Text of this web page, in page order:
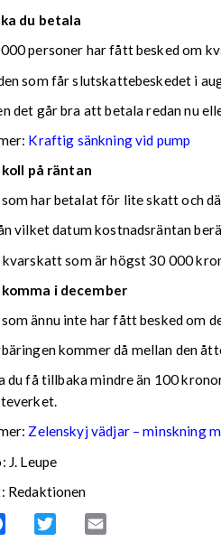
du betala
personer har fått besked om
som får slutskattebeskedet i
det går bra att betala redan nu
Kraftig sänkning vid pump
koll på räntan
som har betalat för lite skatt och
vilket datum kostnadsräntan
kvarskatt som är högst 30 000
komma i december
ännu inte har fått besked om
kommer då mellan den
du få tillbaka mindre än 100
Zelenskyj vädjar – minskning
J. Leupe
Redaktionen
Facebook Twitter